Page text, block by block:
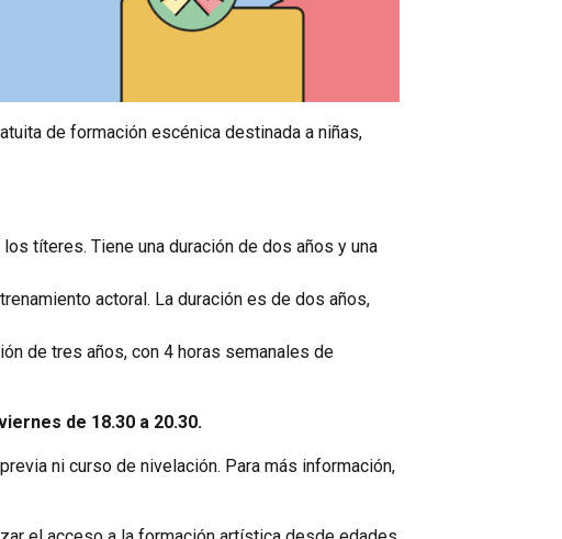
de formación escénica destinada a niñas,
títeres. Tiene una duración de dos años y una
actoral. La duración es de dos años,
de tres años, con 4 horas semanales de
de 18.30 a 20.30.
ni curso de nivelación. Para más información,